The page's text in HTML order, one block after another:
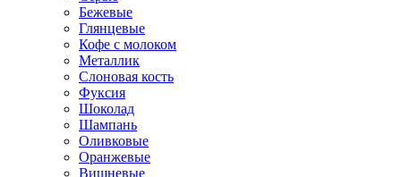
Бежевые
Глянцевые
Кофе с молоком
Металлик
Слоновая кость
Фуксия
Шоколад
Шампань
Оливковые
Оранжевые
Вишневые